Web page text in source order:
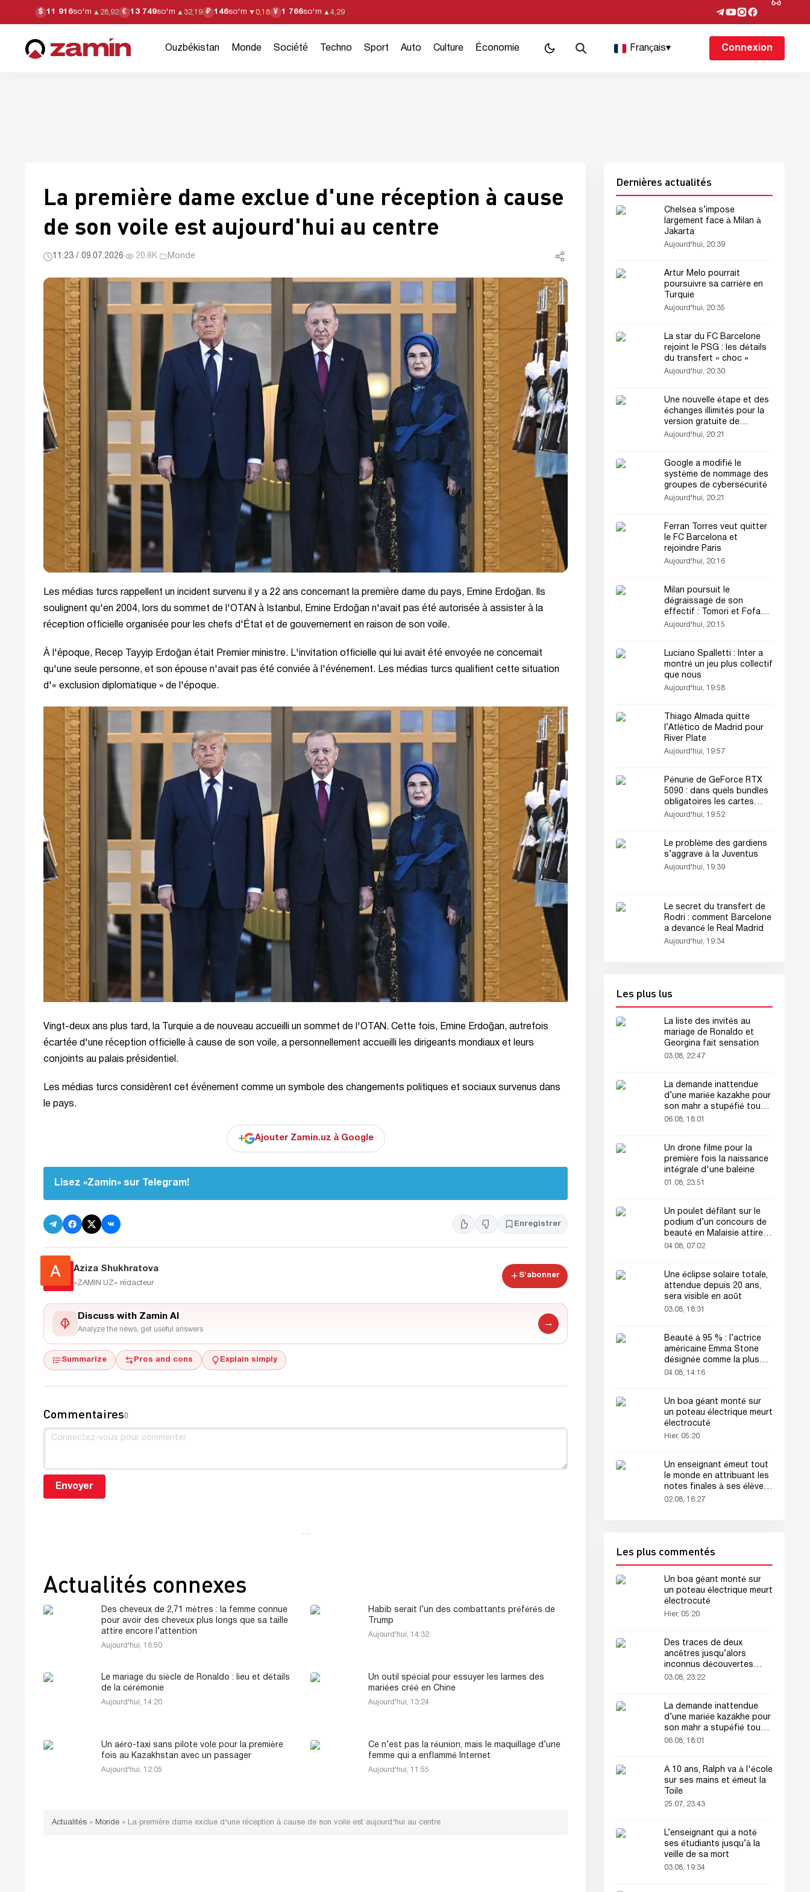
$ 11 916so'm ▲ 28,92 € 13 749so'm ▲ 32,19 ₽ 146so'm ▼ 0,18 ¥ 1 766so'm ▲ 4,29
Ouzbékistan Monde Société Techno Sport Auto Culture Économie Français▾ Connexion
La première dame exclue d'une réception à cause
de son voile est aujourd'hui au centre
11:23 / 09.07.2026· 20.8K· Monde
Les médias turcs rappellent un incident survenu il y a 22 ans concernant la première dame du pays, Emine Erdoğan. Ils
soulignent qu'en 2004, lors du sommet de l'OTAN à Istanbul, Emine Erdoğan n'avait pas été autorisée à assister à la
réception officielle organisée pour les chefs d'État et de gouvernement en raison de son voile.
À l'époque, Recep Tayyip Erdoğan était Premier ministre. L'invitation officielle qui lui avait été envoyée ne concernait
qu'une seule personne, et son épouse n'avait pas été conviée à l'événement. Les médias turcs qualifient cette situation
d'« exclusion diplomatique » de l'époque.
Vingt-deux ans plus tard, la Turquie a de nouveau accueilli un sommet de l'OTAN. Cette fois, Emine Erdoğan, autrefois
écartée d'une réception officielle à cause de son voile, a personnellement accueilli les dirigeants mondiaux et leurs
conjoints au palais présidentiel.
Les médias turcs considèrent cet événement comme un symbole des changements politiques et sociaux survenus dans
le pays.
+ Ajouter Zamin.uz à Google
Lisez «Zamin» sur Telegram!
Enregistrer
Aziza Shukhratova
«ZAMIN.UZ» rédacteur
S'abonner
Discuss with Zamin AI
Analyze the news, get useful answers
→
Summarize Pros and cons Explain simply
Commentaires0
Envoyer
…
Actualités connexes
Des cheveux de 2,71 mètres : la femme connue
pour avoir des cheveux plus longs que sa taille
attire encore l’attention
Aujourd'hui, 16:50
Habib serait l’un des combattants préférés de
Trump
Aujourd'hui, 14:32
Le mariage du siècle de Ronaldo : lieu et détails
de la cérémonie
Aujourd'hui, 14:20
Un outil spécial pour essuyer les larmes des
mariées créé en Chine
Aujourd'hui, 13:24
Un aéro-taxi sans pilote vole pour la première
fois au Kazakhstan avec un passager
Aujourd'hui, 12:05
Ce n’est pas la réunion, mais le maquillage d’une
femme qui a enflammé Internet
Aujourd'hui, 11:55
Actualités » Monde » La première dame exclue d'une réception à cause de son voile est aujourd'hui au centre
Dernières actualités
Chelsea s’impose
largement face à Milan à
Jakarta
Aujourd'hui, 20:39
Artur Melo pourrait
poursuivre sa carrière en
Turquie
Aujourd'hui, 20:35
La star du FC Barcelone
rejoint le PSG : les détails
du transfert « choc »
Aujourd'hui, 20:30
Une nouvelle étape et des
échanges illimités pour la
version gratuite de
ChatGPT
Aujourd'hui, 20:21
Google a modifié le
système de nommage des
groupes de cybersécurité
Aujourd'hui, 20:21
Ferran Torres veut quitter
le FC Barcelona et
rejoindre Paris
Aujourd'hui, 20:16
Milan poursuit le
dégraissage de son
effectif : Tomori et Fofana
placés sur la liste des
Aujourd'hui, 20:15
Luciano Spalletti : Inter a
montré un jeu plus collectif
que nous
Aujourd'hui, 19:58
Thiago Almada quitte
l’Atlético de Madrid pour
River Plate
Aujourd'hui, 19:57
Pénurie de GeForce RTX
5090 : dans quels bundles
obligatoires les cartes
graphiques sont-elles
Aujourd'hui, 19:52
Le problème des gardiens
s’aggrave à la Juventus
Aujourd'hui, 19:39
Le secret du transfert de
Rodri : comment Barcelone
a devancé le Real Madrid
Aujourd'hui, 19:34
Les plus lus
La liste des invités au
mariage de Ronaldo et
Georgina fait sensation
03.08, 22:47
La demande inattendue
d’une mariée kazakhe pour
son mahr a stupéfié tout
le monde
06.08, 18:01
Un drone filme pour la
première fois la naissance
intégrale d'une baleine
01.08, 23:51
Un poulet défilant sur le
podium d’un concours de
beauté en Malaisie attire
l’attention du public
04.08, 07:02
Une éclipse solaire totale,
attendue depuis 20 ans,
sera visible en août
03.08, 18:31
Beauté à 95 % : l’actrice
américaine Emma Stone
désignée comme la plus
belle femme du monde !
04.08, 14:16
Un boa géant monté sur
un poteau électrique meurt
électrocuté
Hier, 05:20
Un enseignant émeut tout
le monde en attribuant les
notes finales à ses élèves
avant sa mort
02.08, 16:27
Les plus commentés
Un boa géant monté sur
un poteau électrique meurt
électrocuté
Hier, 05:20
Des traces de deux
ancêtres jusqu’alors
inconnus découvertes
dans l’ADN humain
03.08, 23:22
La demande inattendue
d’une mariée kazakhe pour
son mahr a stupéfié tout
le monde
06.08, 18:01
À 10 ans, Ralph va à l'école
sur ses mains et émeut la
Toile
25.07, 23:43
L’enseignant qui a noté
ses étudiants jusqu’à la
veille de sa mort
03.08, 19:34